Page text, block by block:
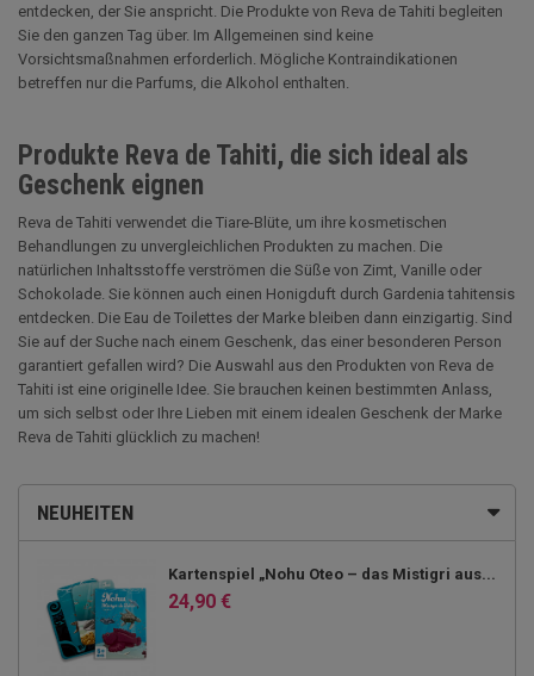
NEUHEITEN
Kartenspiel „Nohu Oteo – das Mistigri aus...
24,90 €
entdecken, der Sie anspricht. Die Produkte von Reva de Tahiti begleiten
Sie den ganzen Tag über. Im Allgemeinen sind keine
Vorsichtsmaßnahmen erforderlich. Mögliche Kontraindikationen
betreffen nur die Parfums, die Alkohol enthalten.
Produkte Reva de Tahiti, die sich ideal als
Geschenk eignen
Reva de Tahiti verwendet die Tiare-Blüte, um ihre kosmetischen
Behandlungen zu unvergleichlichen Produkten zu machen. Die
natürlichen Inhaltsstoffe verströmen die Süße von Zimt, Vanille oder
Schokolade. Sie können auch einen Honigduft durch Gardenia tahitensis
entdecken. Die Eau de Toilettes der Marke bleiben dann einzigartig. Sind
Sie auf der Suche nach einem Geschenk, das einer besonderen Person
garantiert gefallen wird? Die Auswahl aus den Produkten von Reva de
Tahiti ist eine originelle Idee. Sie brauchen keinen bestimmten Anlass,
um sich selbst oder Ihre Lieben mit einem idealen Geschenk der Marke
Reva de Tahiti glücklich zu machen!